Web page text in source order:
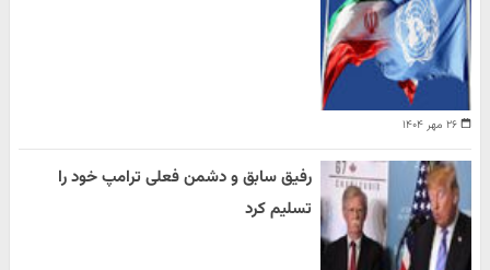
۲۶ مهر ۱۴۰۴
رفیق سابق و دشمن فعلی ترامپ خود را
تسلیم کرد